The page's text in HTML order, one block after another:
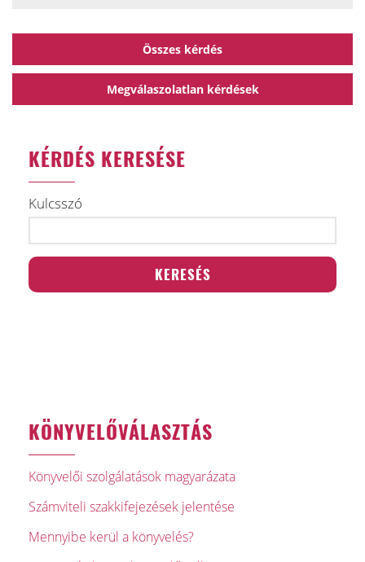
Összes kérdés
Megválaszolatlan kérdések
KÉRDÉS KERESÉSE
Kulcsszó
KÖNYVELŐVÁLASZTÁS
Könyvelői szolgálatások magyarázata
Számviteli szakkifejezések jelentése
Mennyibe kerül a könyvelés?